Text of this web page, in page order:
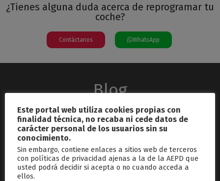
¿Tienes alguna duda acerca de reprogramar tu
coche?
Contáctanos WhatsApp
Blog
septiembre 26, 2024
Este portal web utiliza cookies propias con
finalidad técnica, no recaba ni cede datos de
carácter personal de los usuarios sin su
conocimiento.
Sin embargo, contiene enlaces a sitios web de terceros
con políticas de privacidad ajenas a la de la AEPD que
usted podrá decidir si acepta o no cuando acceda a
ellos.